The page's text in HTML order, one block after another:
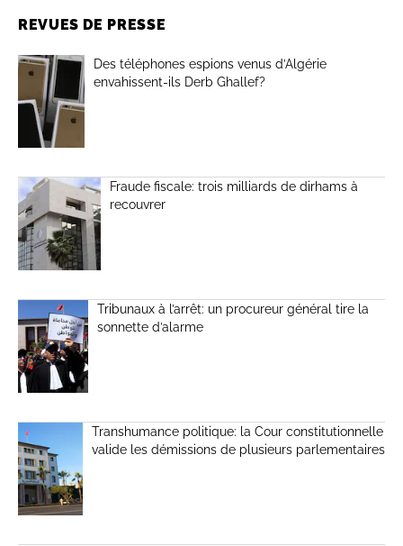
REVUES DE PRESSE
Des téléphones espions venus d’Algérie
envahissent-ils Derb Ghallef?
Fraude fiscale: trois milliards de dirhams à
recouvrer
Tribunaux à l’arrêt: un procureur général tire la
sonnette d’alarme
Transhumance politique: la Cour constitutionnelle
valide les démissions de plusieurs parlementaires